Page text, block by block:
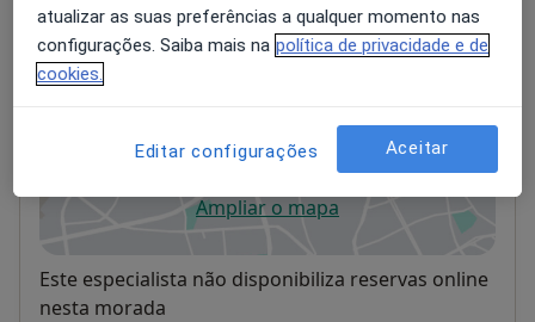
Morada 1 Morada 2
Ampliar o mapaabre num novo separador
Disponibilidade
Este especialista não disponibiliza reservas online
nesta morada
atualizar as suas preferências a qualquer momento nas
configurações. Saiba mais na política de privacidade e de
cookies.
Editar configurações Aceitar